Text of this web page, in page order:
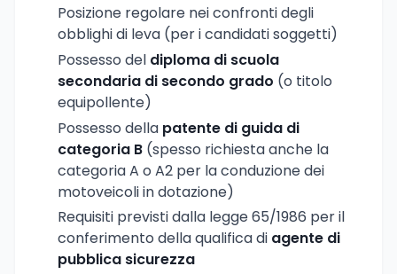
Posizione regolare nei confronti degli
obblighi di leva (per i candidati soggetti)
Possesso del diploma di scuola
secondaria di secondo grado (o titolo
equipollente)
Possesso della patente di guida di
categoria B (spesso richiesta anche la
categoria A o A2 per la conduzione dei
motoveicoli in dotazione)
Requisiti previsti dalla legge 65/1986 per il
conferimento della qualifica di agente di
pubblica sicurezza